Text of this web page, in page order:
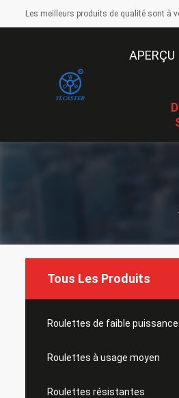
Les meilleurs produits de qualité sont à
APERÇU
Tous Les Produits
Roulettes de faible puissance
Roulettes à usage moyen
Roulettes résistantes